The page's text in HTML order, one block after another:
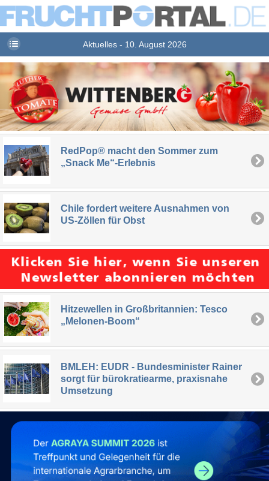
Aktuelles - 10. August 2026
RedPop® macht den Sommer zum
„Snack Me“-Erlebnis
Chile fordert weitere Ausnahmen von
US-Zöllen für Obst
Hitzewellen in Großbritannien: Tesco
„Melonen-Boom“
BMLEH: EUDR - Bundesminister Rainer
sorgt für bürokratiearme, praxisnahe
Umsetzung